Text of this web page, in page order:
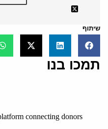
שיתוף
תמכו בנו